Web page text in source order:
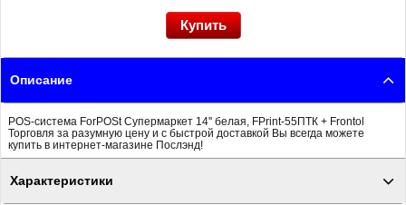
Описание
POS-система ForPOSt Супермаркет 14'' белая, FPrint-55ПТК + Frontol
Торговля за разумную цену и с быстрой доставкой Вы всегда можете
купить в интернет-магазине Послэнд!
Характеристики